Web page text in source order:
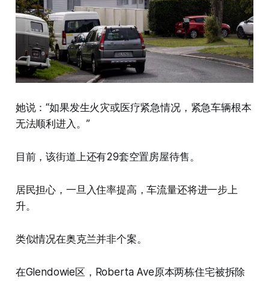
她说：“如果发生火灾或医疗紧急情况，紧急车辆根本
无法顺利进入。”
目前，该街道上还有29套空置房屋待售。
居民担心，一旦入住率提高，车流量还将进一步上
升。
类似情况在奥克兰并非个案。
在Glendowie区，Roberta Ave原本两栋住宅被拆除